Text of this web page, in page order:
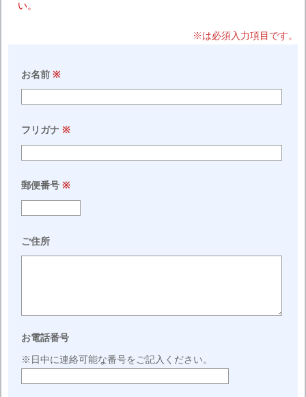
い。
※は必須入力項目です。
お名前 ※
フリガナ ※
郵便番号 ※
ご住所
お電話番号
※日中に連絡可能な番号をご記入ください。